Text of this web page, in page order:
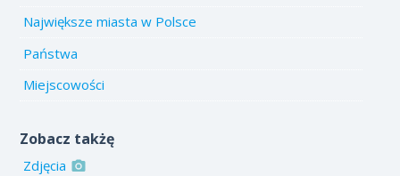
Największe miasta w Polsce
Państwa
Miejscowości
Zobacz takżę
Zdjęcia